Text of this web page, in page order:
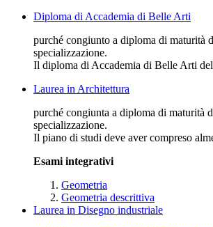
Diploma di Accademia di Belle Arti
purché congiunto a diploma di maturità
specializzazione.
Il diploma di Accademia di Belle Arti
Laurea in Architettura
purché congiunta a diploma di maturità
specializzazione.
Il piano di studi deve aver compreso
Esami integrativi
Geometria
Geometria descrittiva
Laurea in Disegno industriale